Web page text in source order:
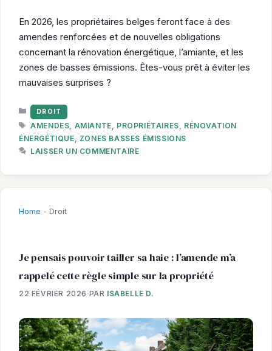
En 2026, les propriétaires belges feront face à des
amendes renforcées et de nouvelles obligations
concernant la rénovation énergétique, l’amiante, et les
zones de basses émissions. Êtes-vous prêt à éviter les
mauvaises surprises ?
CATÉGORIES
DROIT
ÉTIQUETTES
AMENDES AMIANTE PROPRIÉTAIRES
RÉNOVATION
ÉNERGÉTIQUE
ZONES BASSES ÉMISSIONS
LAISSER UN COMMENTAIRE
Home - Droit
Je pensais pouvoir tailler sa haie : l’amende m’a
rappelé cette règle simple sur la propriété
22 FÉVRIER 2026 PAR ISABELLE D.